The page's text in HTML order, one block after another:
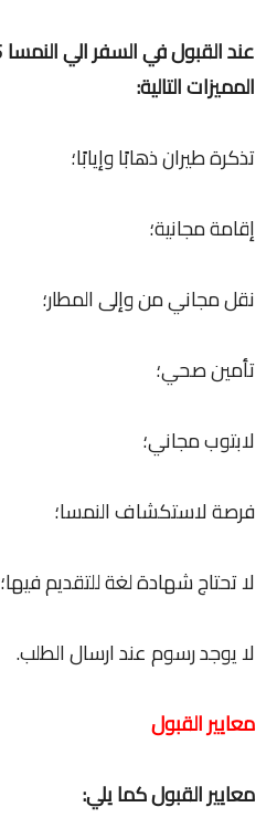
المميزات التالية:
تذكرة طيران ذهابًا وإيابًا؛
إقامة مجانية؛
نقل مجاني من وإلى المطار؛
تأمين صحي؛
لابتوب مجاني؛
فرصة لاستكشاف النمسا؛
لا تحتاج شهادة لغة للتقديم فيها؛
لا يوجد رسوم عند ارسال الطلب.
معايير القبول
معايير القبول كما يلي: